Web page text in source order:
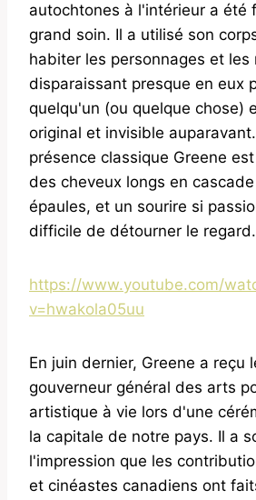
autochtones à l'intérieur a été
grand soin. Il a utilisé son
habiter les personnages et les
disparaissant presque en eux
quelqu'un (ou quelque chose)
original et invisible
présence classique Greene
des cheveux longs en
épaules, et un sourire si
difficile de détourner le regard.
https://www.youtube.com/
v=hwakola05uu
En juin dernier, Greene a reçu
gouverneur général des arts
artistique à vie lors d'une
la capitale de notre pays. Il a
l'impression que les
et cinéastes canadiens ont